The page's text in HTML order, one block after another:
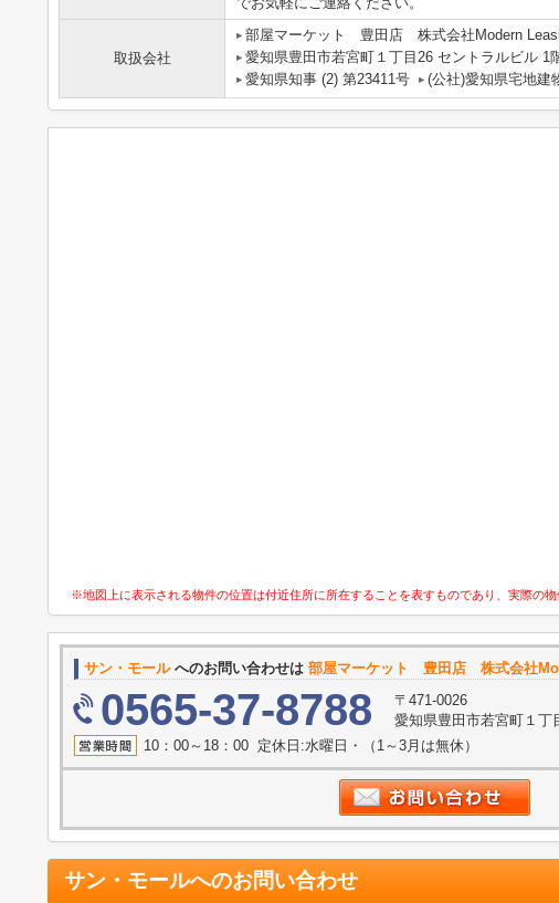
取扱会社
部屋マーケット 豊田店 株式会社Modern
愛知県豊田市若宮町１丁目26 セントラルビル 1
愛知県知事 (2) 第23411号
(公社)愛知県宅地建
※地図上に表示される物件の位置は付近住所に所在することを表すものであり、実際の物
サン・モールへのお問い合わせは 部屋マーケット 豊田店 株式会社
0565-37-8788
〒471-0026
愛知県豊田市若宮町１丁
10：00～18：00 定休日:水曜日・（1～3月は無休）
サン・モールへのお問い合わせ